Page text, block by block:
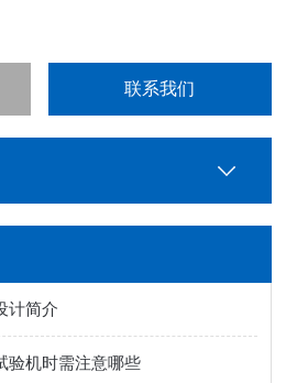
联系我们
计简介
验机时需注意哪些